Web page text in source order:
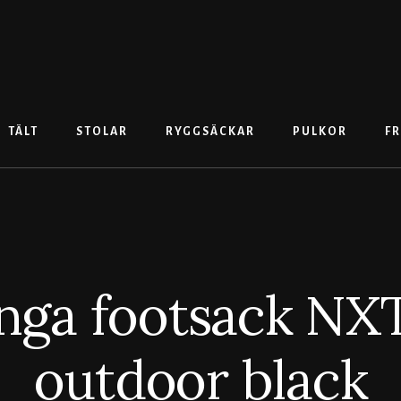
TÄLT STOLAR RYGGSÄCKAR PULKOR
footsack
outdoor black